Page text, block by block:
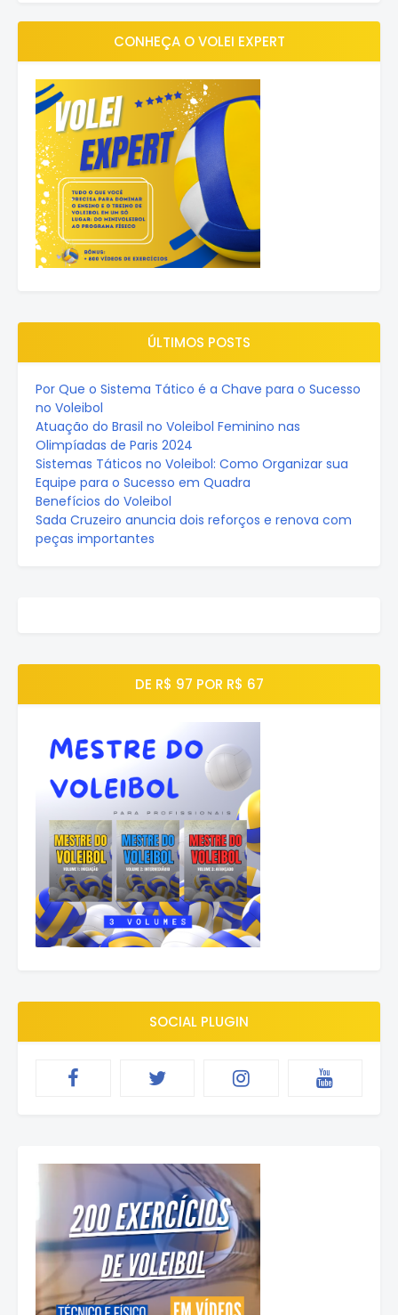
CONHEÇA O VOLEI EXPERT
ÚLTIMOS POSTS
Por Que o Sistema Tático é a Chave para o Sucesso
no Voleibol
Atuação do Brasil no Voleibol Feminino nas
Olimpíadas de Paris 2024
Sistemas Táticos no Voleibol: Como Organizar sua
Equipe para o Sucesso em Quadra
Benefícios do Voleibol
Sada Cruzeiro anuncia dois reforços e renova com
peças importantes
DE R$ 97 POR R$ 67
SOCIAL PLUGIN